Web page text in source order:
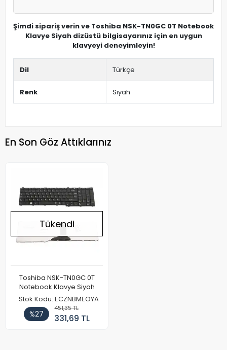
Şimdi sipariş verin ve Toshiba NSK-TN0GC 0T Notebook
Klavye Siyah dizüstü bilgisayarınız için en uygun
klavyeyi deneyimleyin!
Dil Türkçe
Renk Siyah
En Son Göz Attıklarınız
Tükendi
Toshiba NSK-TN0GC 0T
Notebook Klavye Siyah
Stok Kodu: ECZNBMEOYA
%27
451,35 TL
331,69 TL